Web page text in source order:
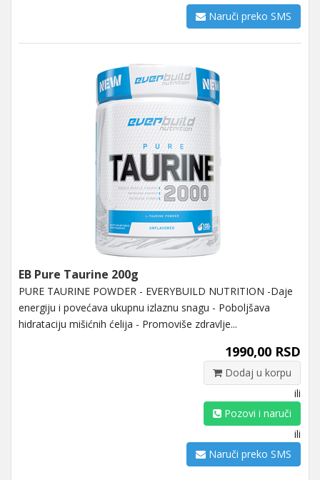
Naruči preko SMS
EB Pure Taurine 200g
PURE TAURINE POWDER - EVERYBUILD NUTRITION -Daje
energiju i povećava ukupnu izlaznu snagu - Poboljšava
hidrataciju mišićnih ćelija - Promoviše zdravlje...
1990,00 RSD
Dodaj u korpu
ili
Pozovi i naruči
ili
Naruči preko SMS